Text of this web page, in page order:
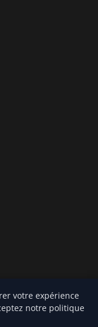
votre expérience
notre politique